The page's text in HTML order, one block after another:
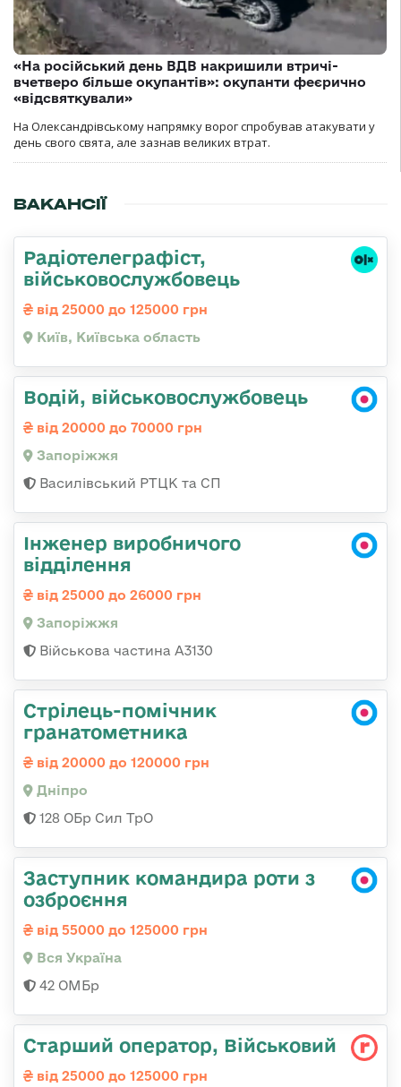
«На російський день ВДВ накришили втричі-
вчетверо більше окупантів»: окупанти феєрично
«відсвяткували»
На Олександрівському напрямку ворог спробував атакувати у
день свого свята, але зазнав великих втрат.
ВАКАНСІЇ
Радіотелеграфіст,
військовослужбовець
від 25000 до 125000 грн
Київ, Київська область
Водій, військовослужбовець
від 20000 до 70000 грн
Запоріжжя
Василівський РТЦК та СП
Інженер виробничого
відділення
від 25000 до 26000 грн
Запоріжжя
Військова частина А3130
Стрілець-помічник
гранатометника
від 20000 до 120000 грн
Дніпро
128 ОБр Сил ТрО
Заступник командира роти з
озброєння
від 55000 до 125000 грн
Вся Україна
42 ОМБр
Старший оператор, Військовий
від 25000 до 125000 грн